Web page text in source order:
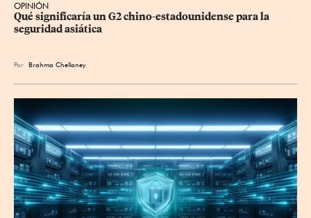
OPINIÓN
Qué significaría un G2 chino-estadounidense para la
seguridad asiática
Por Brahma Chellaney